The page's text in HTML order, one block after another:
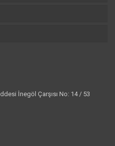
İnegöl Çarşısı No: 14 / 53